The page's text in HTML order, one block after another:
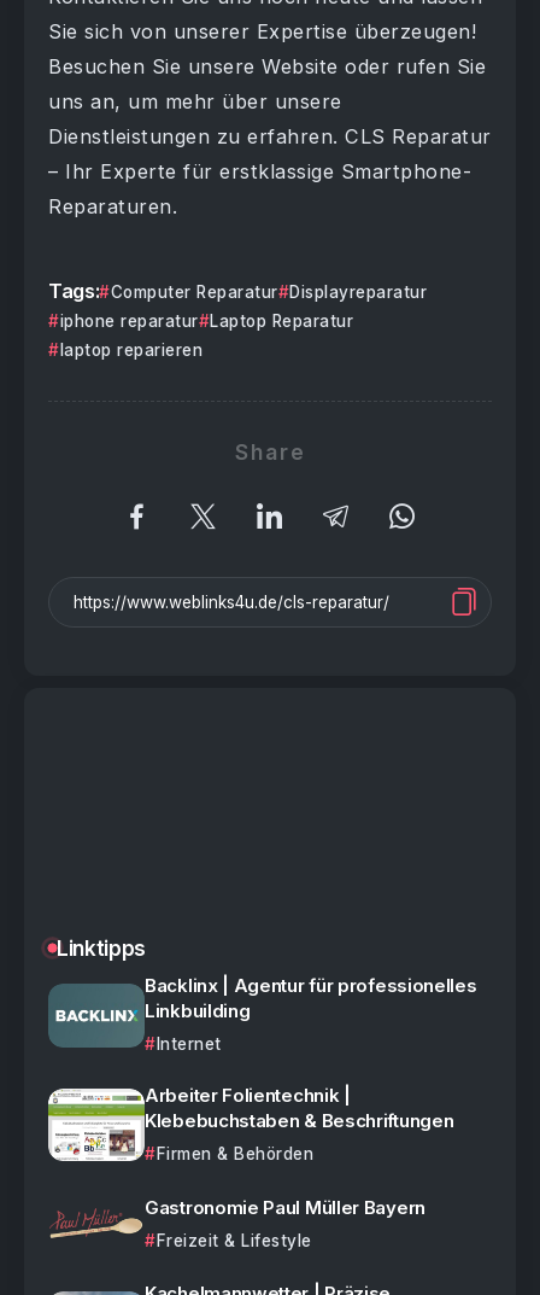
Sie sich von unserer Expertise überzeugen!
Besuchen Sie unsere Website oder rufen Sie
uns an, um mehr über unsere
Dienstleistungen zu erfahren. CLS Reparatur
– Ihr Experte für erstklassige Smartphone-
Reparaturen.
Tags: Computer Reparatur
Displayreparatur
iphone reparatur
Laptop Reparatur
laptop reparieren
Share
Linktipps
Backlinx | Agentur für professionelles
Linkbuilding
Internet
Arbeiter Folientechnik |
Klebebuchstaben & Beschriftungen
Firmen & Behörden
Gastronomie Paul Müller Bayern
Freizeit & Lifestyle